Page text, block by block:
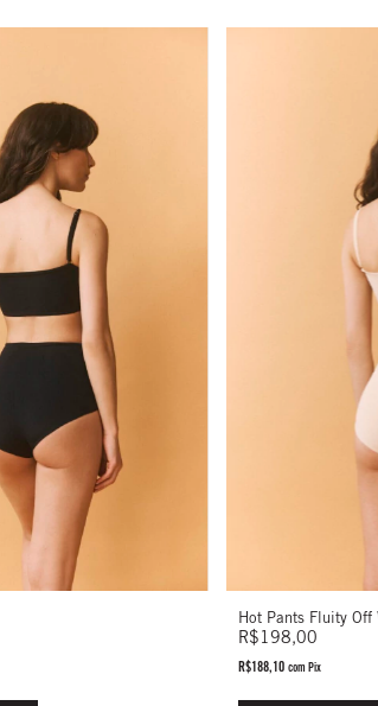
Hot Pants Fluity Off
R$198,00
R$188,10 com Pix